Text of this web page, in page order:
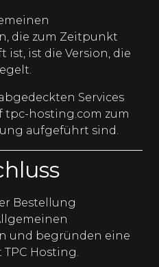
die zum Zeitpunkt
ist, ist die Version, die
Services
tpc-hosting.com zum
aufgeführt sind.
Bestellung
und begründen eine
Hosting.